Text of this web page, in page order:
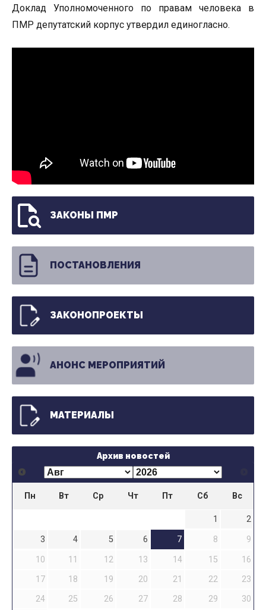
Доклад Уполномоченного по правам человека в
ПМР депутатский корпус утвердил единогласно.
ЗАКОНЫ ПМР
ПОСТАНОВЛЕНИЯ
ЗАКОНОПРОЕКТЫ
АНОНС МЕРОПРИЯТИЙ
МАТЕРИАЛЫ
Архив новостей
Пн Вт Ср Чт Пт Сб Вс
1
2
3
4 5 6 7 8
9
10
11 12 13 14 15
16
17
18 19 20 21 22
23
24
25 26 27 28 29
30